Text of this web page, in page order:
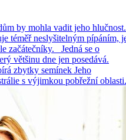
by mohla vadit jeho hlučnost.
téměř neslyšitelným pípáním,
začátečníky. Jedná se o
většinu dne jen posedává.
zbytky semínek Jeho
s výjimkou pobřežní oblasti.